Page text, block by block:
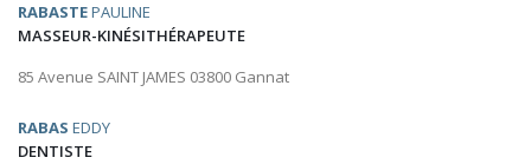
RABASTEPAULINE
MASSEUR-KINÉSITHÉRAPEUTE
85 Avenue SAINT JAMES 03800 Gannat
RABAS EDDY
DENTISTE